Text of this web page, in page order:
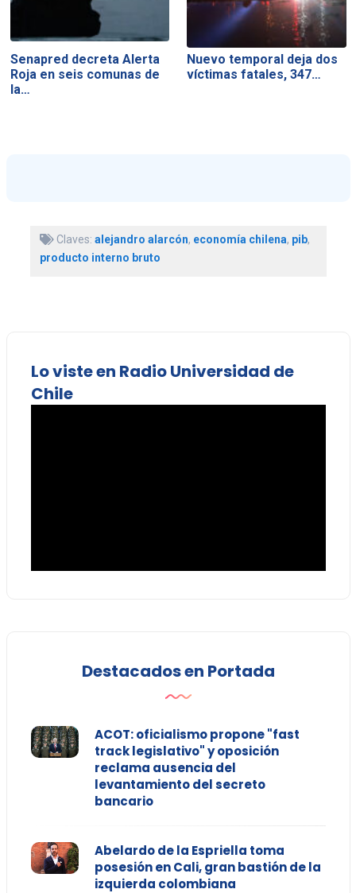
Senapred decreta Alerta
Roja en seis comunas de
la…
Nuevo temporal deja dos
víctimas fatales, 347…
Claves: alejandro alarcón, economía chilena, pib,
producto interno bruto
Lo viste en Radio Universidad de
Chile
Destacados en Portada
ACOT: oficialismo propone "fast
track legislativo" y oposición
reclama ausencia del
levantamiento del secreto
bancario
Abelardo de la Espriella toma
posesión en Cali, gran bastión de la
izquierda colombiana